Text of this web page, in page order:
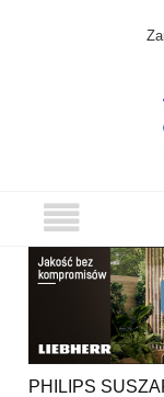
PHILIPS